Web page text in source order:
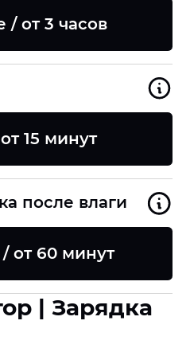
/ от 3 часов
15 минут
после влаги
от 60 минут
| Зарядка